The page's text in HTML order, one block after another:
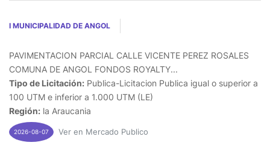
I MUNICIPALIDAD DE ANGOL
PAVIMENTACION PARCIAL CALLE VICENTE PEREZ ROSALES
COMUNA DE ANGOL FONDOS ROYALTY...
Tipo de Licitación: Publica-Licitacion Publica igual o superior a
100 UTM e inferior a 1.000 UTM (LE)
Región: la Araucania
2026-08-07 Ver en Mercado Publico